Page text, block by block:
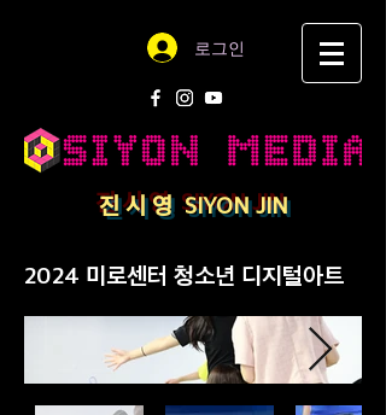
로그인
​진 시 영 SIYON JIN
2024 미로센터 청소년 디지털아트